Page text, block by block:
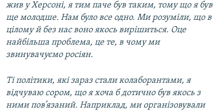
жив у Херсоні, я тим паче був таким, тому що я був
ще молодше. Нам було все одно. Ми розуміли, що в
цілому й без нас воно якось вирішиться. Оце
найбільша проблема, це те, в чому ми
звинувачуємо росіян.
Ті політики, які зараз стали колаборантами, я
відчуваю сором, що я хоча б дотично був якось з
ними пов’язаний. Наприклад, ми організовували